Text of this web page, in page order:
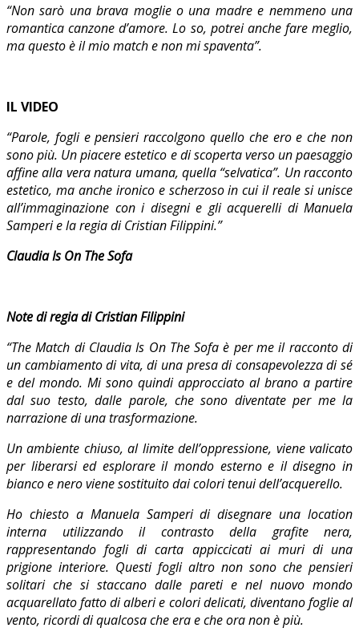
“Non sarò una brava moglie o una madre e nemmeno una
romantica canzone d’amore. Lo so, potrei anche fare meglio,
ma questo è il mio match e non mi spaventa”.
IL VIDEO
“Parole, fogli e pensieri raccolgono quello che ero e che non
sono più. Un piacere estetico e di scoperta verso un paesaggio
affine alla vera natura umana, quella “selvatica”. Un racconto
estetico, ma anche ironico e scherzoso in cui il reale si unisce
all’immaginazione con i disegni e gli acquerelli di Manuela
Samperi e la regia di Cristian Filippini.”
Claudia Is On The Sofa
Note di regia di Cristian Filippini
“The Match di Claudia Is On The Sofa è per me il racconto di
un cambiamento di vita, di una presa di consapevolezza di sé
e del mondo. Mi sono quindi approcciato al brano a partire
dal suo testo, dalle parole, che sono diventate per me la
narrazione di una trasformazione.
Un ambiente chiuso, al limite dell’oppressione, viene valicato
per liberarsi ed esplorare il mondo esterno e il disegno in
bianco e nero viene sostituito dai colori tenui dell’acquerello.
Ho chiesto a Manuela Samperi di disegnare una location
interna utilizzando il contrasto della grafite nera,
rappresentando fogli di carta appiccicati ai muri di una
prigione interiore. Questi fogli altro non sono che pensieri
solitari che si staccano dalle pareti e nel nuovo mondo
acquarellato fatto di alberi e colori delicati, diventano foglie al
vento, ricordi di qualcosa che era e che ora non è più.